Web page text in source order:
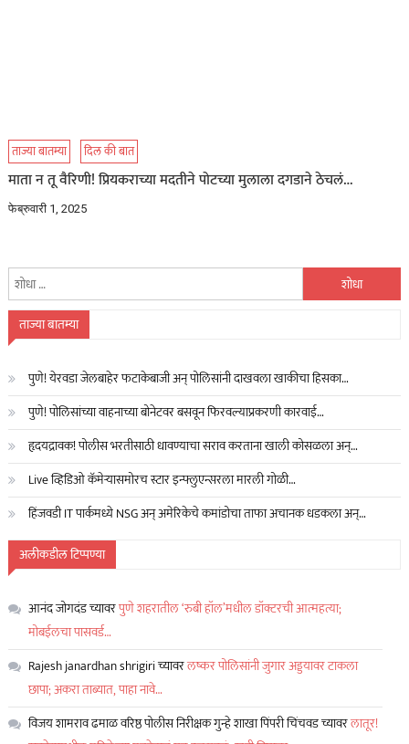
ताज्या बातम्या दिल की बात
माता न तू वैरिणी! प्रियकराच्या मदतीने पोटच्या मुलाला दगडाने ठेचलं…
फेब्रुवारी 1, 2025
शोध
ताज्या बातम्या
पुणे! येरवडा जेलबाहेर फटाकेबाजी अन् पोलिसांनी दाखवला खाकीचा हिसका…
पुणे! पोलिसांच्या वाहनाच्या बोनेटवर बसवून फिरवल्याप्रकरणी कारवाई…
हृदयद्रावक! पोलीस भरतीसाठी धावण्याचा सराव करताना खाली कोसळला अन्…
Live व्हिडिओ कॅमेऱ्यासमोरच स्टार इन्फ्लुएन्सरला मारली गोळी…
हिंजवडी IT पार्कमध्ये NSG अन् अमेरिकेचे कमांडोचा ताफा अचानक धडकला अन्…
अलीकडील टिप्पण्या
आनंद जोगदंडच्यावरपुणे शहरातील ‘रुबी हॉल’मधील डॉक्टरची आत्महत्या;
मोबईलचा पासवर्ड…
Rajesh janardhan shrigiriच्यावरलष्कर पोलिसांनी जुगार अड्डयावर टाकला
छापा; अकरा ताब्यात, पाहा नावे…
विजय शामराव ढमाळ वरिष्ठ पोलीस निरीक्षक गुन्हे शाखा पिंपरी चिंचवडच्यावरलातूर!